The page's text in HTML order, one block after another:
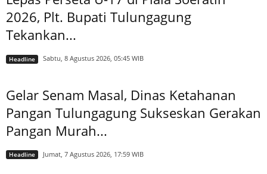
2026, Plt. Bupati Tulungagung
Tekankan...
Headline Sabtu, 8 Agustus 2026, 05:45 WIB
Gelar Senam Masal, Dinas Ketahanan
Pangan Tulungagung Sukseskan Gerakan
Pangan Murah...
Headline Jumat, 7 Agustus 2026, 17:59 WIB